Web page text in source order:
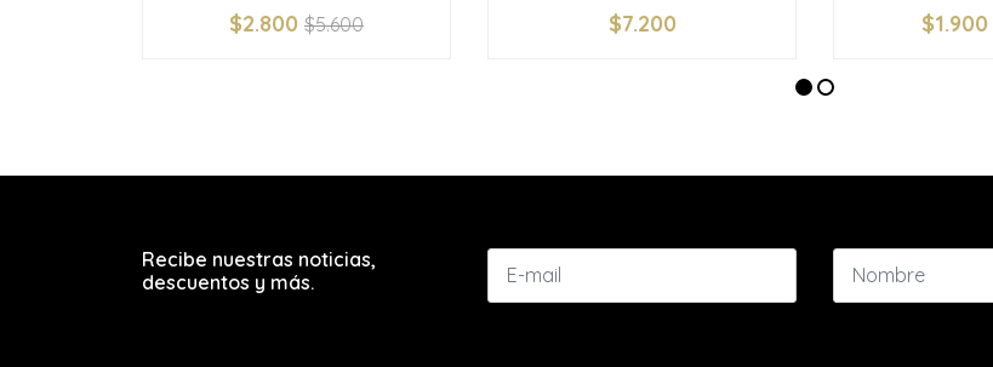
+
$2.800 $5.600 +
$7.200 $1.900
Recibe nuestras noticias,
descuentos y más.